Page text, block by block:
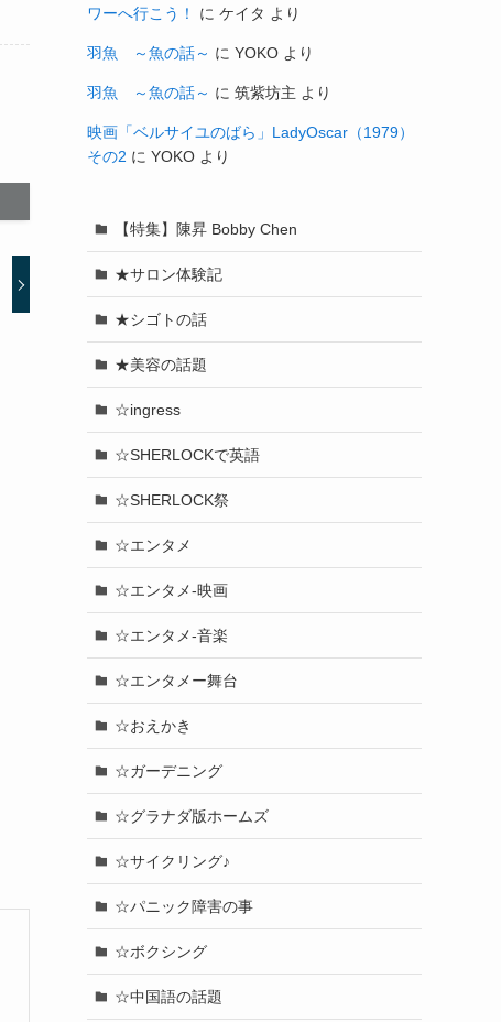
ワーへ行こう！
に ケイタ より
羽魚 ～魚の話～ に YOKO より
羽魚 ～魚の話～ に 筑紫坊主 より
映画「ベルサイユのばら」LadyOscar（1979）
その2 に YOKO より
【特集】陳昇 Bobby Chen
★サロン体験記
★シゴトの話
★美容の話題
☆ingress
☆SHERLOCKで英語
☆SHERLOCK祭
☆エンタメ
☆エンタメ-映画
☆エンタメ-音楽
☆エンタメー舞台
☆おえかき
☆ガーデニング
☆グラナダ版ホームズ
☆サイクリング♪
☆パニック障害の事
☆ボクシング
☆中国語の話題